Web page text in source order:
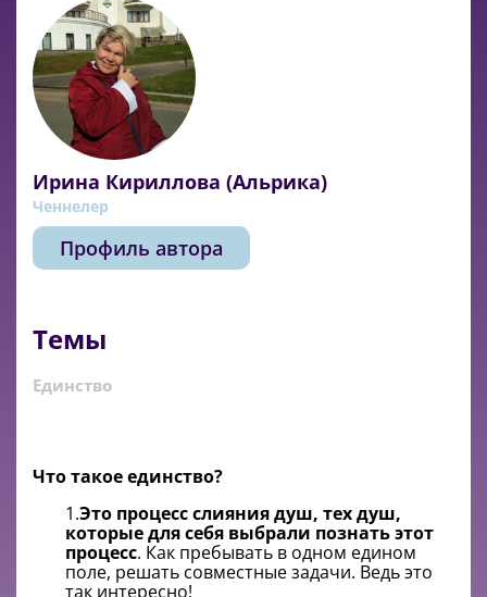
Ирина Кириллова (Альрика)
Ченнелер
Профиль автора
Темы
Единство
Что такое единство?
1.Это процесс слияния душ, тех душ,
которые для себя выбрали познать этот
процесс. Как пребывать в одном едином
поле, решать совместные задачи. Ведь это
так интересно!